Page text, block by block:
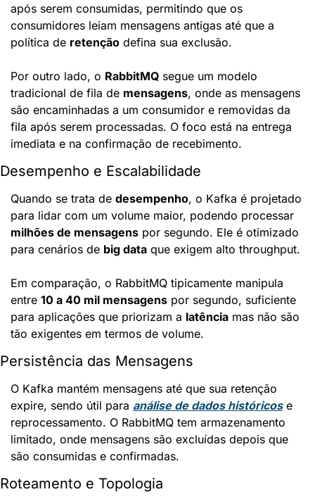
após serem consumidas, permitindo que os
consumidores leiam mensagens antigas até que a
política de retenção defina sua exclusão.
Por outro lado, o RabbitMQ segue um modelo
tradicional de fila de mensagens, onde as mensagens
são encaminhadas a um consumidor e removidas da
fila após serem processadas. O foco está na entrega
imediata e na confirmação de recebimento.
Desempenho e Escalabilidade
Quando se trata de desempenho, o Kafka é projetado
milhões de mensagens por segundo. Ele é otimizado
para cenários de big data que exigem alto throughput.
Em comparação, o RabbitMQ tipicamente manipula
entre 10 a 40 mil mensagens por segundo, suficiente
para aplicações que priorizam a latência mas não são
tão exigentes em termos de volume.
Persistência das Mensagens
O Kafka mantém mensagens até que sua retenção
expire, sendo útil para análise de dados históricos e
reprocessamento. O RabbitMQ tem armazenamento
limitado, onde mensagens são excluídas depois que
são consumidas e confirmadas.
Roteamento e Topologia